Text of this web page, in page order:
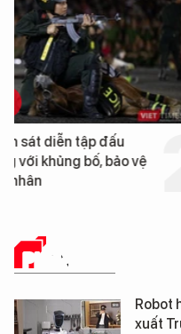
Trung Quốc phát hiện “mỏ
cao su tự nhiên” từ một
loài cỏ dại mọc trên đất
PHÂN TÍCH
Robot
xuất